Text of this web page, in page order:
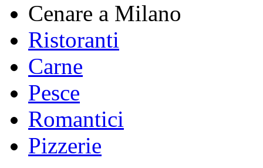
Cenare a Milano
Ristoranti
Carne
Pesce
Romantici
Pizzerie